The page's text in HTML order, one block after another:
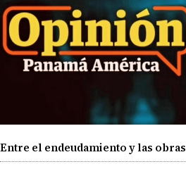
Entre el endeudamiento y las obras